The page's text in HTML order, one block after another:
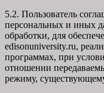
5.2. Пользователь
персональных и иных
обработки, для
edisonuniversity.ru,
программах, при
отношении
режиму,